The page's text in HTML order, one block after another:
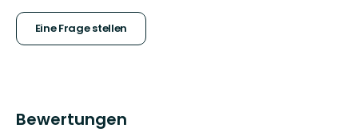
Eine Frage stellen
Bewertungen